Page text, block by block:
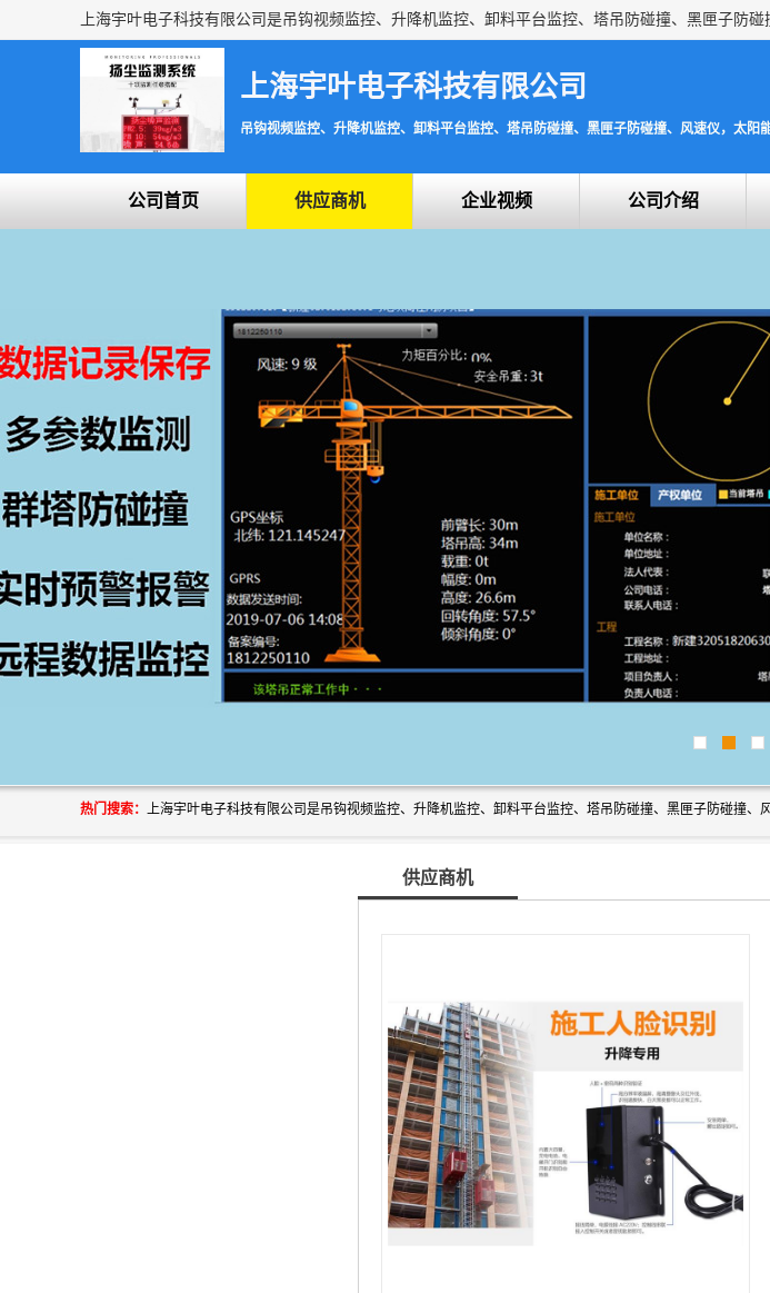
上海宇叶电子科技有限公司
吊钩视频监控、升降机监控、卸料平台监控、塔吊防碰撞、黑匣子防碰撞、风速仪，太阳
公司首页 供应商机 企业视频 公司介绍
热门搜索：
供应商机